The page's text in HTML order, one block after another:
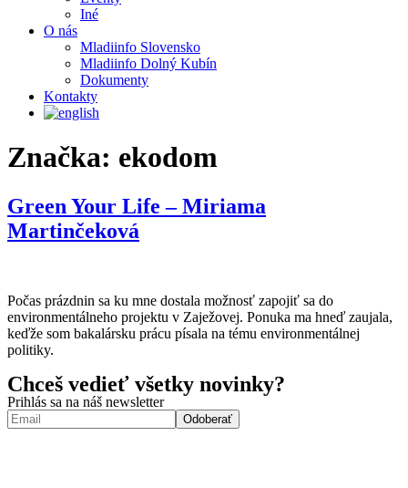
Iné
O nás
Mladiinfo Slovensko
Mladiinfo Dolný Kubín
Dokumenty
Kontakty
Značka: ekodom
Green Your Life – Miriama
Martinčeková
Počas prázdnin sa ku mne dostala možnosť zapojiť sa do
environmentálneho projektu v Zaježovej. Ponuka ma hneď zaujala,
keďže som bakalársku prácu písala na tému environmentálnej
politiky.
Chceš vedieť všetky novinky?
Prihlás sa na náš newsletter